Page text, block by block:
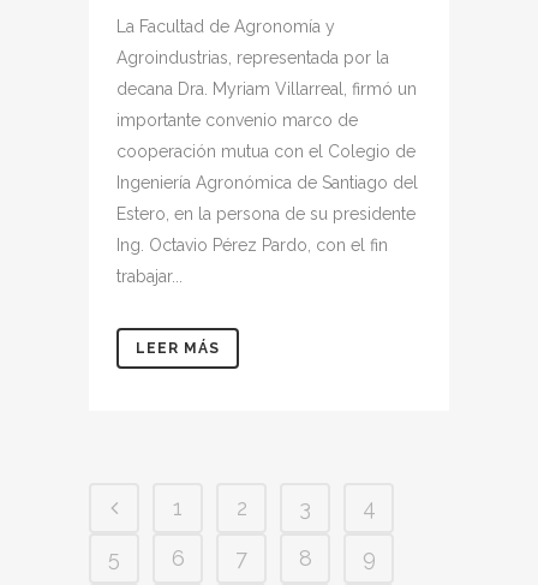
La Facultad de Agronomía y
Agroindustrias, representada por la
decana Dra. Myriam Villarreal, firmó un
importante convenio marco de
cooperación mutua con el Colegio de
Ingeniería Agronómica de Santiago del
Estero, en la persona de su presidente
Ing. Octavio Pérez Pardo, con el fin
trabajar...
LEER MÁS
1 2 3
4
5
6 7 8
9